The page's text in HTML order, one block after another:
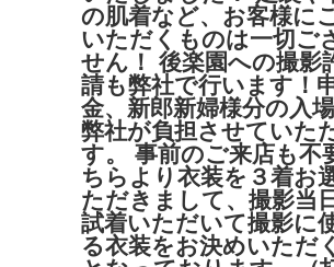
の肌着など、お客様に
いただくものは一切ご
せん！ 後楽園への撮影
請も弊社で行います！
金、新郎新婦様分の入
弊社が負担させていた
す。 事前のご来店も不
ちらより衣装を３着お
ただきまして、撮影当
試着いただいて撮影に
る衣装をお決めいただ